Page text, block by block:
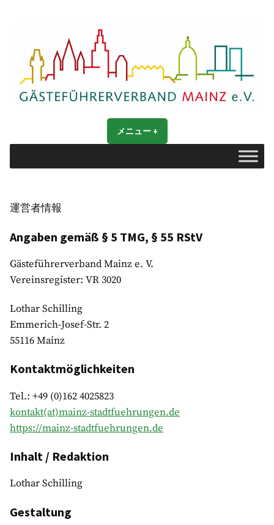
Gästeführerverband Mainz e. V.
メニュー +
た
た
運営者情報
Angaben gemäß § 5 TMG, § 55 RStV
Gästeführerverband Mainz e. V.
Vereinsregister: VR 3020
Lothar Schilling
Emmerich-Josef-Str. 2
55116 Mainz
Kontaktmöglichkeiten
Tel.: +49 (0)162 4025823
kontakt(at)mainz-stadtfuehrungen.de
https://mainz-stadtfuehrungen.de
Inhalt / Redaktion
Lothar Schilling
Gestaltung